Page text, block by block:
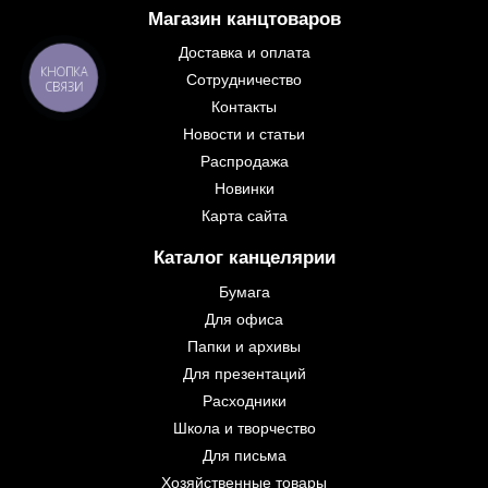
Магазин канцтоваров
Доставка и оплата
Сотрудничество
Контакты
Новости и статьи
Распродажа
Новинки
Карта сайта
Каталог канцелярии
Бумага
Для офиса
Папки и архивы
Для презентаций
Расходники
Школа и творчество
Для письма
Хозяйственные товары
КНОПКА
СВЯЗИ